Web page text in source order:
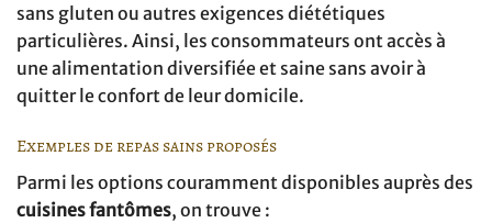
sans gluten ou autres exigences diététiques
particulières. Ainsi, les consommateurs ont accès à
une alimentation diversifiée et saine sans avoir à
quitter le confort de leur domicile.
Exemples de repas sains proposés
Parmi les options couramment disponibles auprès des
cuisines fantômes, on trouve :